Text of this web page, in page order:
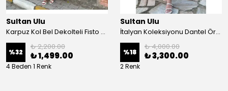
Sultan Ulu
Karpuz Kol Bel Dekolteli Fisto Uzun Elbise - Beyaz
%32
₺ 2,200.00
₺ 1,499.00
4 Beden 1 Renk
Sultan Ulu
İtalyan Koleksiyonu Dantel Örgü Maxi Elbise - Krem
%18
₺ 4,000.00
₺ 3,300.00
2 Renk